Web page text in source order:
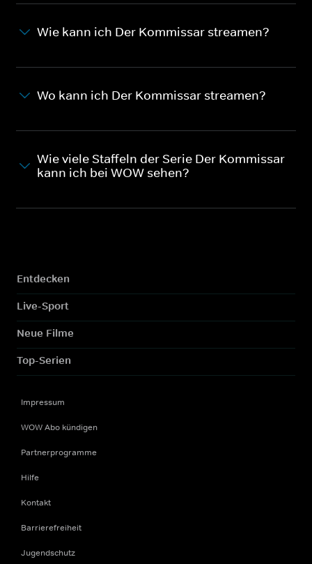
Wie kann ich Der Kommissar streamen?
Wo kann ich Der Kommissar streamen?
Wie viele Staffeln der Serie Der Kommissar
kann ich bei WOW sehen?
Entdecken
Live-Sport
Neue Filme
Top-Serien
Impressum
WOW Abo kündigen
Partnerprogramme
Hilfe
Kontakt
Barrierefreiheit
Jugendschutz